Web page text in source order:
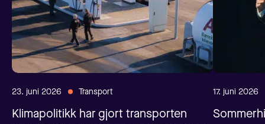
23. juni 2026 Transport
Klimapolitikk har gjort transporten
17. juni 2026